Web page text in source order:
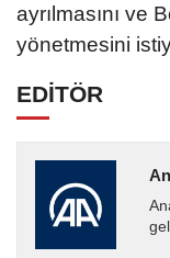
ayrılmasını ve
yönetmesini
EDİTÖR